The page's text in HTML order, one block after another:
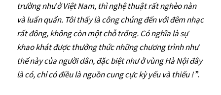
trường như ở Việt Nam, thì nghệ thuật rất nghèo nàn
và luẩn quẩn. Tôi thấy là công chúng đến với đêm nhạc
rất đông, không còn một chỗ trống. Có nghĩa là sự
khao khát được thưởng thức những chương trình như
thế này của người dân, đặc biệt như ở vùng Hà Nội đây
là có, chỉ có điều là nguồn cung cực kỳ yếu và thiếu !”.